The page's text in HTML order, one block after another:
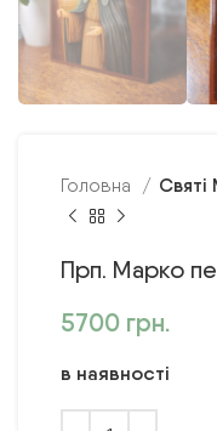
Головна Святі
Прп. Марко
5700 грн.
в наявності